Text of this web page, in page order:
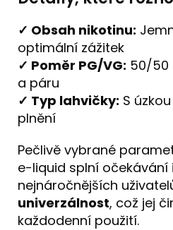
✓ Obsah nikotinu:
optimální zážitek
✓ Poměr PG/VG: 50/50
a páru
✓ Typ lahvičky: S
plnění
Pečlivě vybrané
e-liquid splní očekávání
nejnáročnějších
univerzálnost, což jej
každodenní použití.